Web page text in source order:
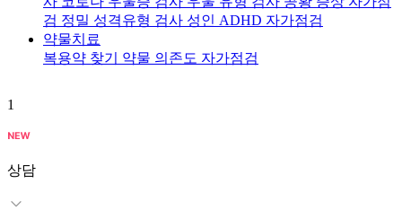
검 정밀 성격유형 검사 성인 ADHD 자가점검
약물치료
복용약 찾기 약물 의존도 자가점검
1
상담